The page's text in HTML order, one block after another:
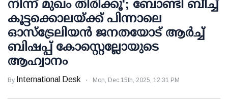
നിന്ന് മുഖം തിരിക്കൂ'; ബോണ്ടി ബീച്ച്
കൂട്ടക്കൊലയ്ക്ക് പിന്നാലെ
ഓസ്‌ട്രേലിയൻ ജനതയോട് ആർച്ച്
ബിഷപ്പ് കോസ്റ്റെല്ലോയുടെ
ആഹ്വാനം
By International Desk Mon, Dec 15th, 2025, 12:31 PM